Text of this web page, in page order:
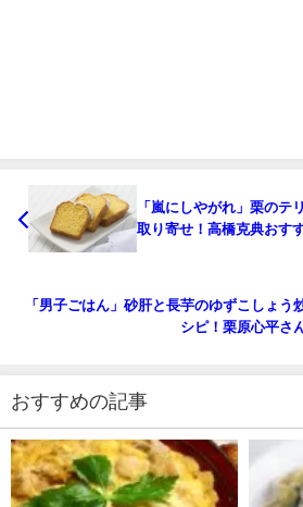
「嵐にしやがれ」栗のテ
取り寄せ！高橋克典おす
「男子ごはん」砂肝と長芋のゆずこしょう
シピ！栗原心平さ
おすすめの記事